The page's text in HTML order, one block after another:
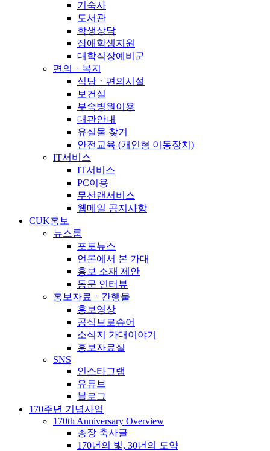
기숙사
도서관
학생상담
장애학생지원
대학직장예비군
편의ㆍ복지
식당ㆍ편의시설
보건실
부속병원이용
대관안내
유실물 찾기
안전교육 (개인형 이동장치)
IT서비스
IT서비스
PC이용
무선랜서비스
웹메일 공지사항
CUK홍보
뉴스룸
포토뉴스
언론에서 본 가대
홍보 소재 제안
동문 인터뷰
홍보자료ㆍ간행물
홍보영상
공식브로슈어
소식지 가대이야기
홍보자료실
SNS
인스타그램
유튜브
블로그
170주년 기념사업
170th Anniversary Overview
총장 축사글
170년의 빛, 30년의 도약